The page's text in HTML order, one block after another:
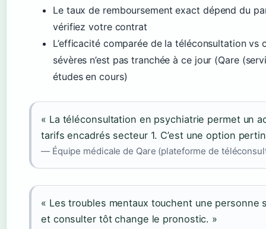
Le taux de remboursement exact dépend du
vérifiez votre contrat
L’efficacité comparée de la téléconsultation
sévères n’est pas tranchée à ce jour (Qare
études en cours)
« La téléconsultation en psychiatrie permet un
tarifs encadrés secteur 1. C’est une option
— Équipe médicale de Qare (plateforme de
« Les troubles mentaux touchent une personne
et consulter tôt change le pronostic. »